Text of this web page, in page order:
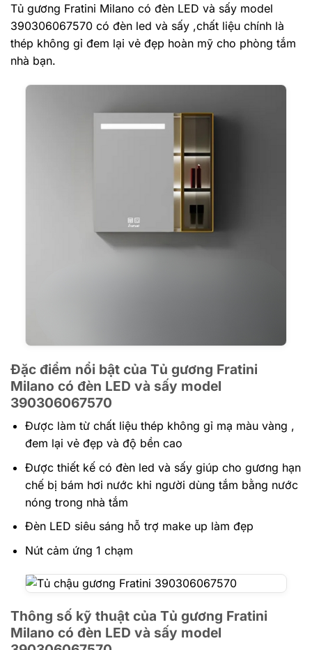
Tủ gương Fratini Milano có đèn LED và sấy model
390306067570 có đèn led và sấy ,chất liệu chính là
thép không gỉ đem lại vẻ đẹp hoàn mỹ cho phòng tắm
nhà bạn.
Đặc điểm nổi bật của Tủ gương Fratini
Milano có đèn LED và sấy model
390306067570
Được làm từ chất liệu thép không gỉ mạ màu vàng ,
đem lại vẻ đẹp và độ bền cao
Được thiết kế có đèn led và sấy giúp cho gương hạn
chế bị bám hơi nước khi người dùng tắm bằng nước
nóng trong nhà tắm
Đèn LED siêu sáng hỗ trợ make up làm đẹp
Nút cảm ứng 1 chạm
Thông số kỹ thuật của Tủ gương Fratini
Milano có đèn LED và sấy model